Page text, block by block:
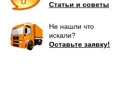
Статьи и советы
Не нашли что
искали?
Оставьте заявку!